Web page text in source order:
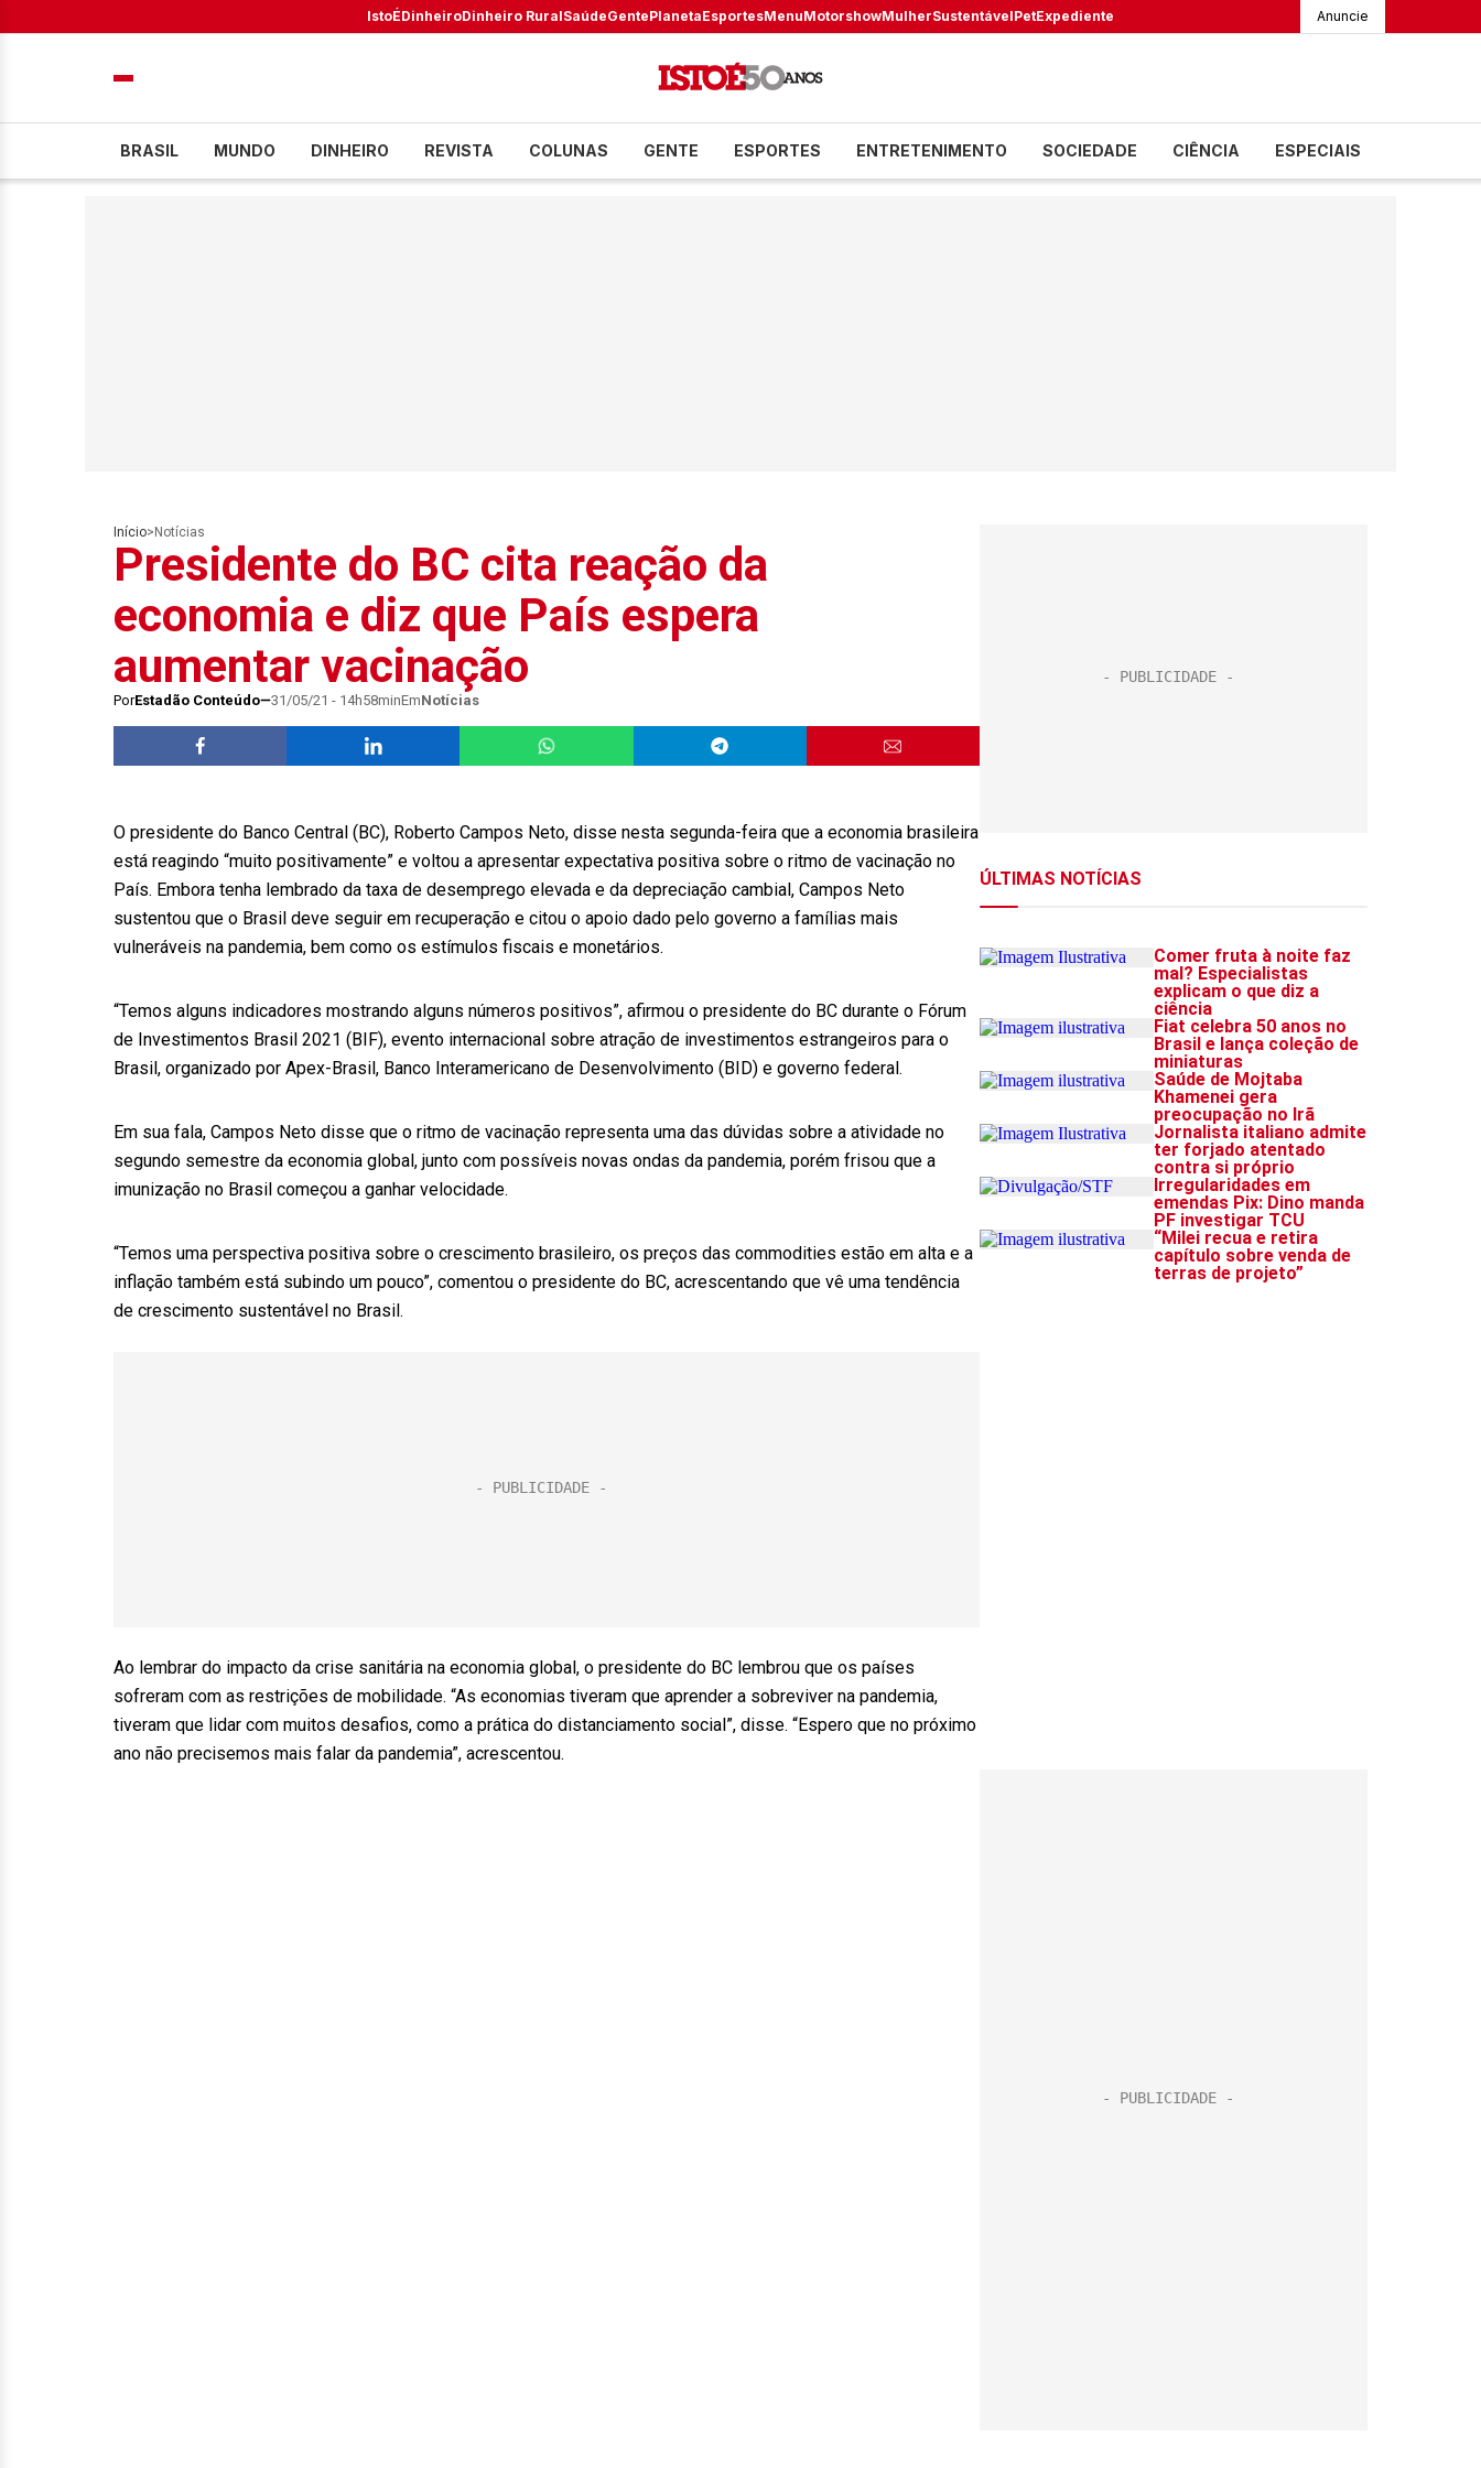
IstoÉDinheiroDinheiro RuralSaúdeGentePlanetaEsportesMenuMotorshowMulherSustentávelPetExpediente Anuncie
BRASIL MUNDO DINHEIRO REVISTA COLUNAS GENTE ESPORTES ENTRETENIMENTO SOCIEDADE CIÊNCIA ESPECIAIS
Início> Notícias
Presidente do BC cita reação da
economia e diz que País espera
aumentar vacinação
PorEstadão Conteúdo 31/05/21 - 14h58minEmNotícias
O presidente do Banco Central (BC), Roberto Campos Neto, disse nesta segunda-feira que a economia brasileira
está reagindo “muito positivamente” e voltou a apresentar expectativa positiva sobre o ritmo de vacinação no
País. Embora tenha lembrado da taxa de desemprego elevada e da depreciação cambial, Campos Neto
sustentou que o Brasil deve seguir em recuperação e citou o apoio dado pelo governo a famílias mais
vulneráveis na pandemia, bem como os estímulos fiscais e monetários.
“Temos alguns indicadores mostrando alguns números positivos”, afirmou o presidente do BC durante o Fórum
de Investimentos Brasil 2021 (BIF), evento internacional sobre atração de investimentos estrangeiros para o
Brasil, organizado por Apex-Brasil, Banco Interamericano de Desenvolvimento (BID) e governo federal.
Em sua fala, Campos Neto disse que o ritmo de vacinação representa uma das dúvidas sobre a atividade no
segundo semestre da economia global, junto com possíveis novas ondas da pandemia, porém frisou que a
imunização no Brasil começou a ganhar velocidade.
“Temos uma perspectiva positiva sobre o crescimento brasileiro, os preços das commodities estão em alta e a
inflação também está subindo um pouco”, comentou o presidente do BC, acrescentando que vê uma tendência
de crescimento sustentável no Brasil.
Ao lembrar do impacto da crise sanitária na economia global, o presidente do BC lembrou que os países
sofreram com as restrições de mobilidade. “As economias tiveram que aprender a sobreviver na pandemia,
tiveram que lidar com muitos desafios, como a prática do distanciamento social”, disse. “Espero que no próximo
ano não precisemos mais falar da pandemia”, acrescentou.